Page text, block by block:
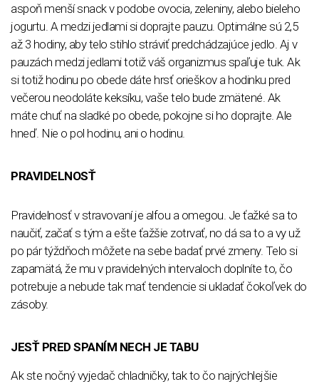
aspoň menší snack v podobe ovocia, zeleniny, alebo bieleho
jogurtu. A medzi jedlami si doprajte pauzu. Optimálne sú 2,5
až 3 hodiny, aby telo stihlo stráviť predchádzajúce jedlo. Aj v
pauzách medzi jedlami totiž váš organizmus spaľuje tuk. Ak
si totiž hodinu po obede dáte hrsť orieškov a hodinku pred
večerou neodoláte keksíku, vaše telo bude zmätené. Ak
máte chuť na sladké po obede, pokojne si ho doprajte. Ale
hneď. Nie o pol hodinu, ani o hodinu.
PRAVIDELNOSŤ
Pravidelnosť v stravovaní je alfou a omegou. Je ťažké sa to
naučiť, začať s tým a ešte ťažšie zotrvať, no dá sa to a vy už
po pár týždňoch môžete na sebe badať prvé zmeny. Telo si
zapamätá, že mu v pravidelných intervaloch doplníte to, čo
potrebuje a nebude tak mať tendencie si ukladať čokoľvek do
zásoby.
JESŤ PRED SPANÍM NECH JE TABU
Ak ste nočný vyjedač chladničky, tak to čo najrýchlejšie